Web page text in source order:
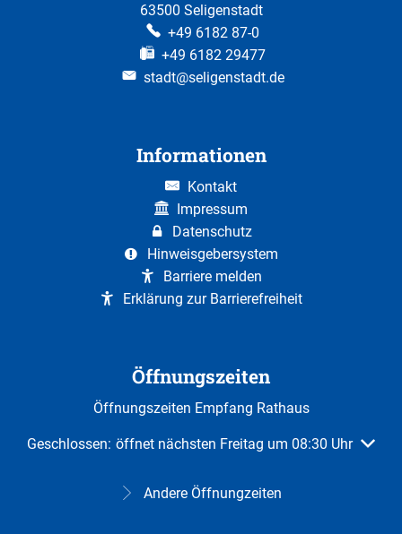
63500 Seligenstadt
+49 6182 87-0
+49 6182 29477
stadt@seligenstadt.de
Informationen
Kontakt
Impressum
Datenschutz
Hinweisgebersystem
Barriere melden
Erklärung zur Barrierefreiheit
Öffnungszeiten
Öffnungszeiten Empfang Rathaus
Klicken, um weitere Öffnungs- oder Schließzeiten
Geschlossen: öffnet nächsten Freitag um 08:30 Uhr
Andere Öffnungzeiten